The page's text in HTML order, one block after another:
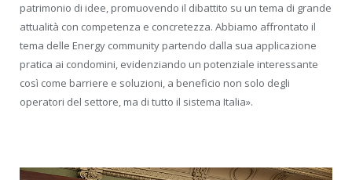
patrimonio di idee, promuovendo il dibattito su un tema di grande
attualità con competenza e concretezza. Abbiamo affrontato il
tema delle Energy community partendo dalla sua applicazione
pratica ai condomini, evidenziando un potenziale interessante
così come barriere e soluzioni, a beneficio non solo degli
operatori del settore, ma di tutto il sistema Italia».